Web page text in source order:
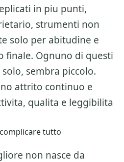
in piu punti,
strumenti non
solo per abitudine e
finale. Ognuno di questi
sembra piccolo.
attrito continuo e
qualita e leggibilita
tutto
non nasce da